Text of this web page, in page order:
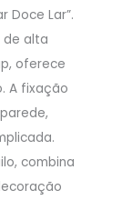
Doce Lar”.
de alta
oferece
A fixação
combina